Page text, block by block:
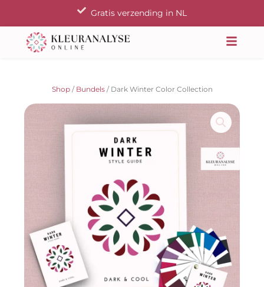
inhoud
Gratis verzending in NL
Shop/ Bundels/ Dark Winter Color Collection